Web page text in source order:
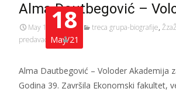
18
May/21
Alma Dautbegović –
May 18, 2021 treca grupa-biografije,
predavaci
afw
Alma Dautbegović – Voloder Akademija
Godina 39. Završila Ekonomski fakultet,